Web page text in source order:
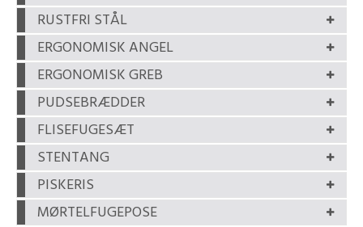
RUSTFRI STÅL
ERGONOMISK ANGEL
ERGONOMISK GREB
PUDSEBRÆDDER
FLISEFUGESÆT
STENTANG
PISKERIS
MØRTELFUGEPOSE